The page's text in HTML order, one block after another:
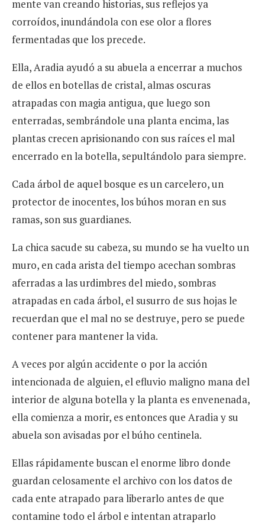
mente van creando historias, sus reflejos ya
corroídos, inundándola con ese olor a flores
fermentadas que los precede.
Ella, Aradia ayudó a su abuela a encerrar a muchos
de ellos en botellas de cristal, almas oscuras
atrapadas con magia antigua, que luego son
enterradas, sembrándole una planta encima, las
plantas crecen aprisionando con sus raíces el mal
encerrado en la botella, sepultándolo para siempre.
Cada árbol de aquel bosque es un carcelero, un
protector de inocentes, los búhos moran en sus
ramas, son sus guardianes.
La chica sacude su cabeza, su mundo se ha vuelto un
muro, en cada arista del tiempo acechan sombras
aferradas a las urdimbres del miedo, sombras
atrapadas en cada árbol, el susurro de sus hojas le
recuerdan que el mal no se destruye, pero se puede
contener para mantener la vida.
A veces por algún accidente o por la acción
intencionada de alguien, el efluvio maligno mana del
interior de alguna botella y la planta es envenenada,
ella comienza a morir, es entonces que Aradia y su
abuela son avisadas por el búho centinela.
Ellas rápidamente buscan el enorme libro donde
guardan celosamente el archivo con los datos de
cada ente atrapado para liberarlo antes de que
contamine todo el árbol e intentan atraparlo